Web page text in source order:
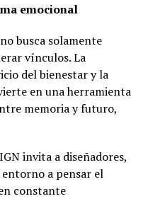
emocional
busca solamente
vínculos. La
del bienestar y la
en una herramienta
memoria y futuro,
invita a diseñadores,
a pensar el
constante